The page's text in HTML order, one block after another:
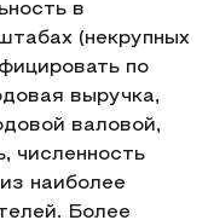
в
(некрупных
по
выручка,
валовой,
численность
наиболее
Более